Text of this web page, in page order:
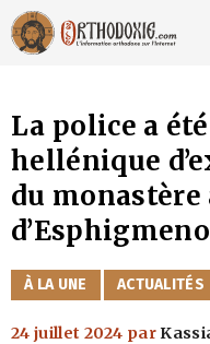
Aller
au
contenu
La police a
hellénique
du
CATÉGORIES
À LA UNE ACTUALITÉS
24 juillet 2024 par